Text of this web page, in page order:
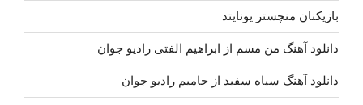
بازیکنان منچستر یونایتد
دانلود آهنگ من مسم از ابراهیم الفتی رادیو جوان
دانلود آهنگ سیاه سفید از حامیم رادیو جوان